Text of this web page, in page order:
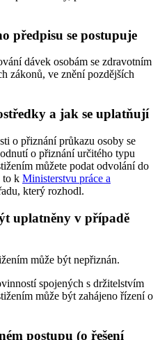
předpisu se postupuje
dávek osobám se zdravotním
zákonů, ve znění pozdějších
a jak se uplatňují
o přiznání průkazu osoby se
o přiznání určitého typu
můžete podat odvolání do
to k Ministerstvu práce a
který rozhodl.
uplatněny v případě
může být nepřiznán.
spojených s držitelstvím
může být zahájeno řízení o
postupu (o řešení